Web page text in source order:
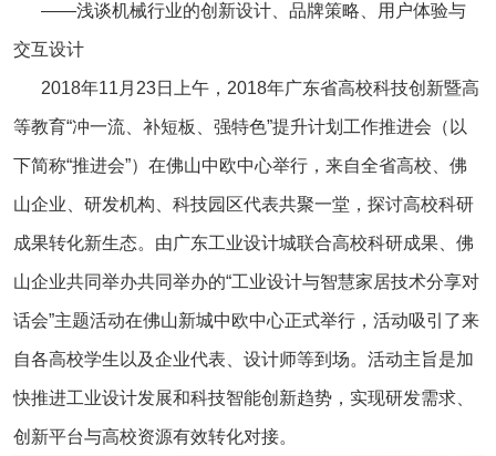
——浅谈机械行业的创新设计、品牌策略、用户体验与
交互设计
2018年11月23日上午，2018年广东省高校科技创新暨高
等教育“冲一流、补短板、强特色”提升计划工作推进会（以
下简称“推进会”）在佛山中欧中心举行，来自全省高校、佛
山企业、研发机构、科技园区代表共聚一堂，探讨高校科研
成果转化新生态。由广东工业设计城联合高校科研成果、佛
山企业共同举办共同举办的“工业设计与智慧家居技术分享对
话会”主题活动在佛山新城中欧中心正式举行，活动吸引了来
自各高校学生以及企业代表、设计师等到场。活动主旨是加
快推进工业设计发展和科技智能创新趋势，实现研发需求、
创新平台与高校资源有效转化对接。